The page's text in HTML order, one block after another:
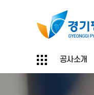
공사소개